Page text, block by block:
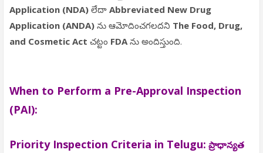
Application (NDA) లేదా Abbreviated New Drug
Application (ANDA) ను ఆమోదించగలదని The Food, Drug,
and Cosmetic Act చట్టం FDA ను అందిస్తుంది.
When to Perform a Pre-Approval Inspection
(PAI):
Priority Inspection Criteria in Telugu: ప్రాధాన్యత